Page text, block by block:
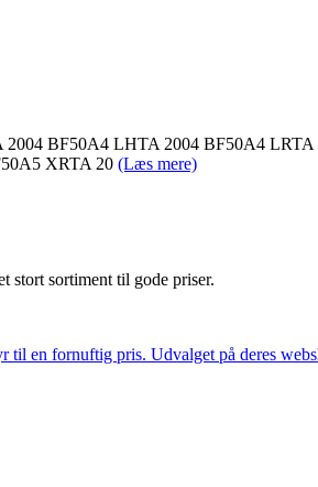
BF50A4 LHTA 2004 BF50A4
XRTA 20 (Læs mere)
stort sortiment til gode priser.
en fornuftig pris. Udvalget på deres